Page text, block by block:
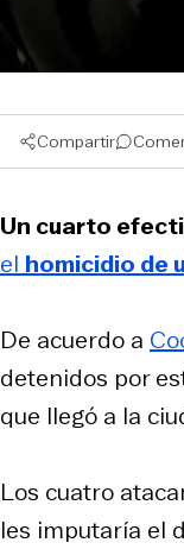
Compartir
Un cuarto
el homicidio de
De acuerdo a
detenidos por
que llegó a la
Los cuatro
les imputaría el